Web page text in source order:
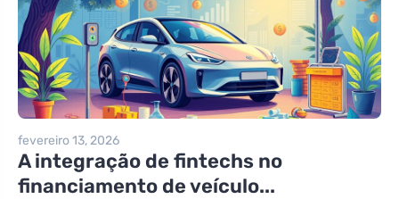
fevereiro 13, 2026
A integração de fintechs no
financiamento de veículo...